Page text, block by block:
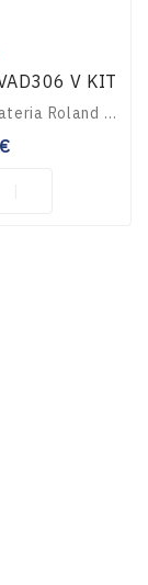
V KIT
A nova Bateria Roland VAD306 V-Drums Acoustic Design E-Drum Kit com Double Mesh Head está seguramente entre as Baterias de Sonho de Qualq..